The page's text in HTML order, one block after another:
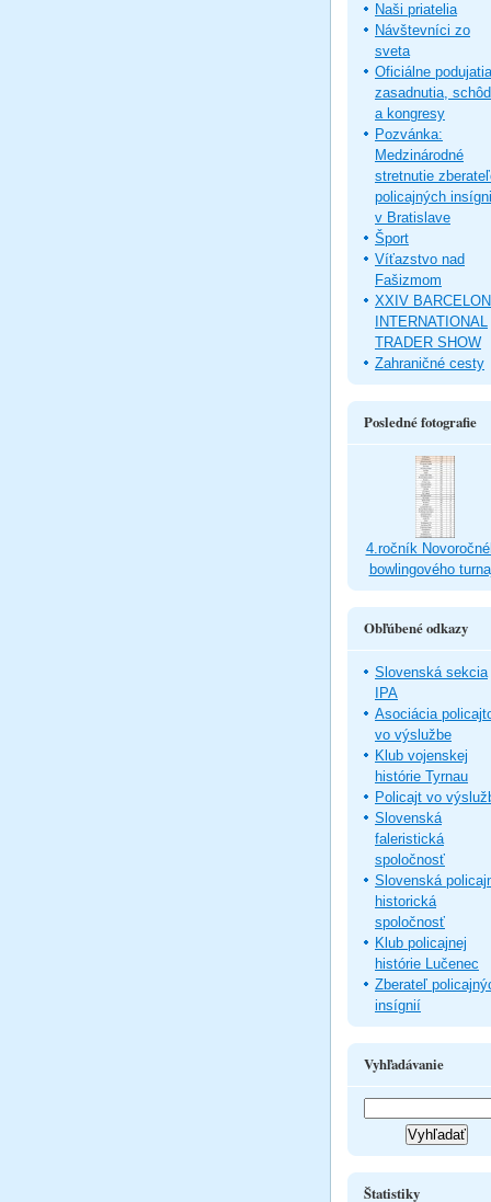
Naši priatelia
Návštevníci zo
sveta
Oficiálne
zasadnutia,
a kongresy
Pozvánka:
Medzinárodné
stretnutie
policajných
v Bratislave
Šport
Víťazstvo nad
Fašizmom
XXIV
INTERNATIONAL
TRADER SHOW
Zahraničné cesty
Posledné fotografie
4.ročník
bowlingového
Obľúbené odkazy
Slovenská sekcia
IPA
Asociácia
vo výslužbe
Klub vojenskej
histórie Tyrnau
Policajt vo
Slovenská
faleristická
spoločnosť
Slovenská
historická
spoločnosť
Klub policajnej
histórie Lučenec
Zberateľ
insígnií
Vyhľadávanie
Štatistiky